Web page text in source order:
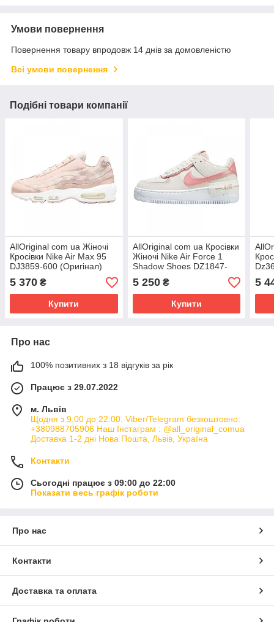
Умови повернення
Повернення товару впродовж 14 днів за домовленістю
Всі умови повернення
Подібні товари компанії
AllOriginal com ua Жіночі
Кросівки Nike Air Max 95
DJ3859-600 (Оригінал)
РОЗМІРИ ЗАПИТУЙТЕ
5 370 ₴
Купити
AllOriginal com ua Кросівки
Жіночі Nike Air Force 1
Shadow Shoes DZ1847-
001 (Оригінал) РОЗМІРИ
ЗАПИТУЙТЕ
5 250₴
Купити
5
Про нас
100% позитивних з 18 відгуків за рік
Працює з 29.07.2022
м. Львів
Щодня з 9:00 до 22:00. Viber/Telegram безкоштовно:
+380988705906 Наш Інстаграм : @all_original_comua
Доставка 1-2 дні Нова Пошта, Львів, Україна
Контакти
Сьогодні працює з 09:00 до 22:00
Показати весь графік роботи
Про нас
Контакти
Доставка та оплата